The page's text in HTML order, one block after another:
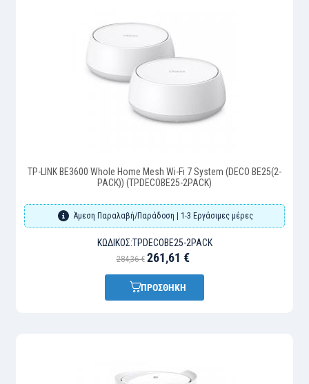
TP-LINK BE3600 Whole Home Mesh Wi-Fi 7 System (DECO BE25(2-
PACK)) (TPDECOBE25-2PACK)
Άμεση Παραλαβή/Παράδοση | 1-3 Εργάσιμες μέρες
ΚΩΔΙΚΌΣ:TPDECOBE25-2PACK
284,36 € 261,61 €
ΠΡΟΣΘΗΚΗ